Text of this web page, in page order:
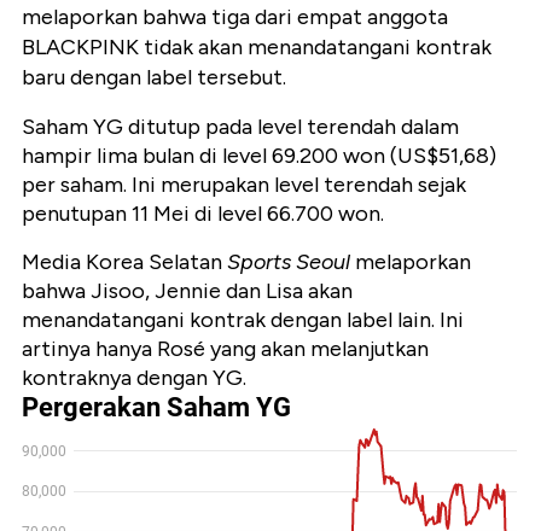
melaporkan bahwa tiga dari empat anggota
BLACKPINK tidak akan menandatangani kontrak
baru dengan label tersebut.
Saham YG ditutup pada level terendah dalam
hampir lima bulan di level 69.200 won (US$51,68)
per saham. Ini merupakan level terendah sejak
penutupan 11 Mei di level 66.700 won.
Media Korea SelatanSports Seoul melaporkan
bahwa Jisoo, Jennie dan Lisa akan
menandatangani kontrak dengan label lain. Ini
artinya hanya Rosé yang akan melanjutkan
kontraknya dengan YG.